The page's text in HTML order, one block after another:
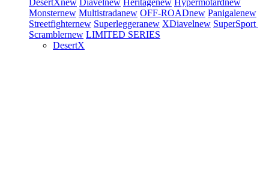
DesertXnew Diavelnew Heritagenew Hypermotardnew
Monsternew Multistradanew OFF-ROADnew Panigalenew
Streetfighternew Superleggeranew XDiavelnew SuperSport
Scramblernew LIMITED SERIES
DesertX